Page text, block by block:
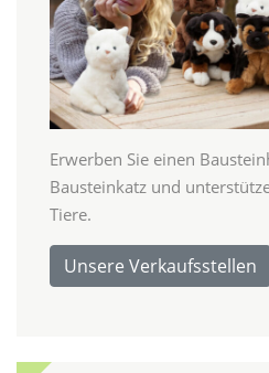
Erwerben Sie einen
Bausteinkatz und
Tiere.
Unsere Verkaufsstellen